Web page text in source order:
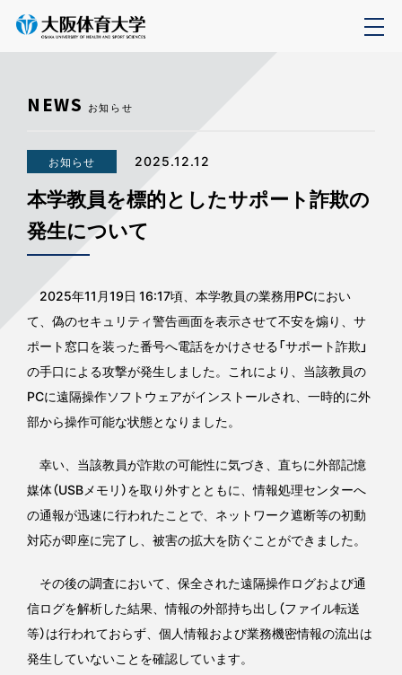
NEWS お知らせ
お知らせ 2025.12.12
本学教員を標的としたサポート詐欺の
発生について
2025年11月19日 16:17頃、本学教員の業務用PCにおい
て、偽のセキュリティ警告画面を表示させて不安を煽り、サ
ポート窓口を装った番号へ電話をかけさせる「サポート詐欺」
の手口による攻撃が発生しました。これにより、当該教員の
PCに遠隔操作ソフトウェアがインストールされ、一時的に外
部から操作可能な状態となりました。
幸い、当該教員が詐欺の可能性に気づき、直ちに外部記憶
媒体（USBメモリ）を取り外すとともに、情報処理センターへ
の通報が迅速に行われたことで、ネットワーク遮断等の初動
対応が即座に完了し、被害の拡大を防ぐことができました。
その後の調査において、保全された遠隔操作ログおよび通
信ログを解析した結果、情報の外部持ち出し（ファイル転送
等）は行われておらず、個人情報および業務機密情報の流出は
発生していないことを確認しています。